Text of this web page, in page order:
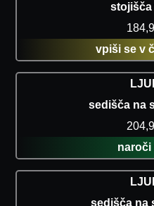
stojišča
vpiši se v
sedišča na
naroči
sedišča na